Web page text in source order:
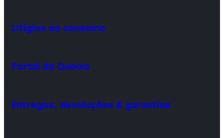
Litígios ao consumo
Portal da Queixa
Entregas, devoluções & garantias